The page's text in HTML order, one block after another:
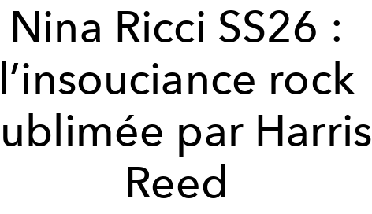
Nina Ricci SS26 :
rock
par Harris
Reed